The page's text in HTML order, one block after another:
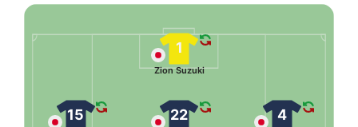
1
Zion Suzuki
4
22
15